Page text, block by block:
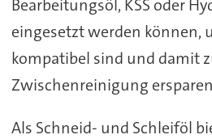
Bearbeitungsöl, KSS oder
eingesetzt werden können,
kompatibel sind und damit
Zwischenreinigung
Als Schneid- und Schleiföl